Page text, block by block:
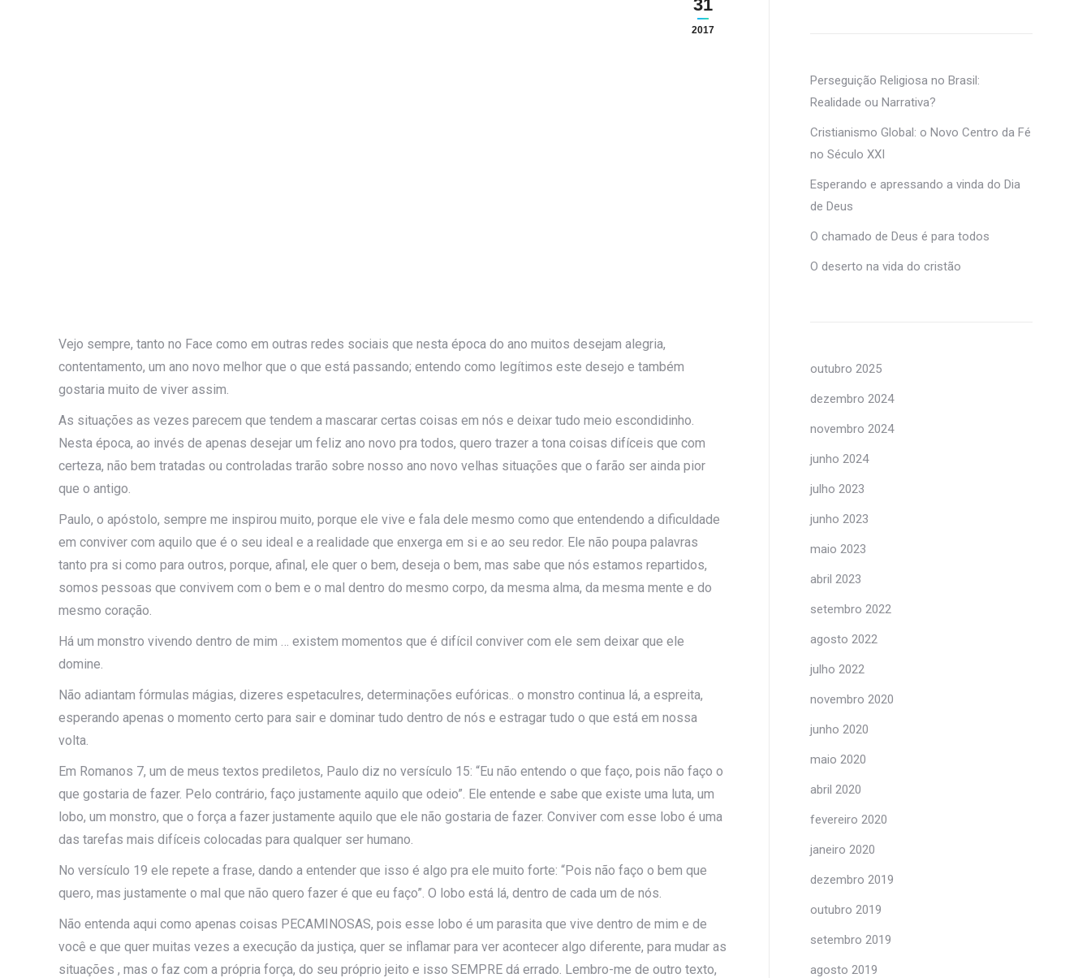
31
2017
Vejo sempre, tanto no Face como em outras redes sociais que nesta época do ano muitos desejam alegria,
contentamento, um ano novo melhor que o que está passando; entendo como legítimos este desejo e também
gostaria muito de viver assim.
As situações as vezes parecem que tendem a mascarar certas coisas em nós e deixar tudo meio escondidinho.
Nesta época, ao invés de apenas desejar um feliz ano novo pra todos, quero trazer a tona coisas difíceis que com
certeza, não bem tratadas ou controladas trarão sobre nosso ano novo velhas situações que o farão ser ainda pior
que o antigo.
Paulo, o apóstolo, sempre me inspirou muito, porque ele vive e fala dele mesmo como que entendendo a dificuldade
em conviver com aquilo que é o seu ideal e a realidade que enxerga em si e ao seu redor. Ele não poupa palavras
tanto pra si como para outros, porque, afinal, ele quer o bem, deseja o bem, mas sabe que nós estamos repartidos,
somos pessoas que convivem com o bem e o mal dentro do mesmo corpo, da mesma alma, da mesma mente e do
mesmo coração.
Há um monstro vivendo dentro de mim … existem momentos que é difícil conviver com ele sem deixar que ele
domine.
Não adiantam fórmulas mágias, dizeres espetaculres, determinações eufóricas.. o monstro continua lá, a espreita,
esperando apenas o momento certo para sair e dominar tudo dentro de nós e estragar tudo o que está em nossa
volta.
Em Romanos 7, um de meus textos prediletos, Paulo diz no versículo 15: “Eu não entendo o que faço, pois não faço o
que gostaria de fazer. Pelo contrário, faço justamente aquilo que odeio”. Ele entende e sabe que existe uma luta, um
lobo, um monstro, que o força a fazer justamente aquilo que ele não gostaria de fazer. Conviver com esse lobo é uma
das tarefas mais difíceis colocadas para qualquer ser humano.
No versículo 19 ele repete a frase, dando a entender que isso é algo pra ele muito forte: “Pois não faço o bem que
quero, mas justamente o mal que não quero fazer é que eu faço”. O lobo está lá, dentro de cada um de nós.
Não entenda aqui como apenas coisas PECAMINOSAS, pois esse lobo é um parasita que vive dentro de mim e de
você e que quer muitas vezes a execução da justiça, quer se inflamar para ver acontecer algo diferente, para mudar as
situações , mas o faz com a própria força, do seu próprio jeito e isso SEMPRE dá errado. Lembro-me de outro texto,
Perseguição Religiosa no Brasil:
Realidade ou Narrativa?
Cristianismo Global: o Novo Centro da Fé
no Século XXI
Esperando e apressando a vinda do Dia
de Deus
O chamado de Deus é para todos
O deserto na vida do cristão
outubro 2025
dezembro 2024
novembro 2024
junho 2024
julho 2023
junho 2023
maio 2023
abril 2023
setembro 2022
agosto 2022
julho 2022
novembro 2020
junho 2020
maio 2020
abril 2020
fevereiro 2020
janeiro 2020
dezembro 2019
outubro 2019
setembro 2019
agosto 2019